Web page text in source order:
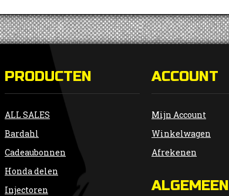
PRODUCTEN
ALL SALES
Bardahl
Cadeaubonnen
Honda delen
Injectoren
ACCOUNT
Mijn Account
Winkelwagen
Afrekenen
ALGEMEEN